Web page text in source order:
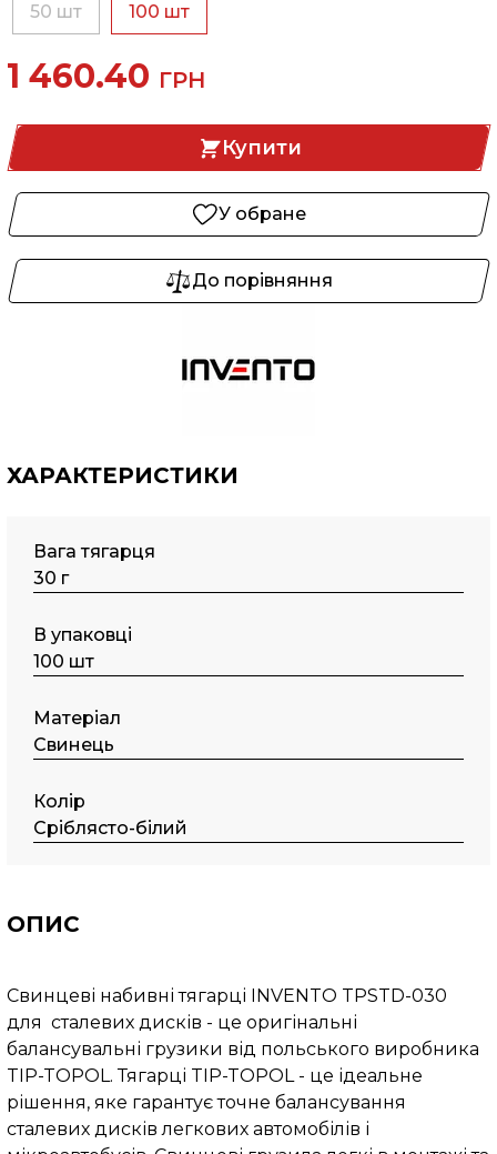
50 шт 100 шт
1 460.40 ГРН
Купити
У обране
До порівняння
ХАРАКТЕРИСТИКИ
Вага тягарця
30 г
В упаковці
100 шт
Матеріал
Свинець
Колір
Сріблясто-білий
ОПИС
Свинцеві набивні тягарці INVENTO TPSTD-030
для сталевих дисків - це оригінальні
балансувальні грузики від польського виробника
TIP-TOPOL. Тягарці TIP-TOPOL - це ідеальне
рішення, яке гарантує точне балансування
сталевих дисків легкових автомобілів і